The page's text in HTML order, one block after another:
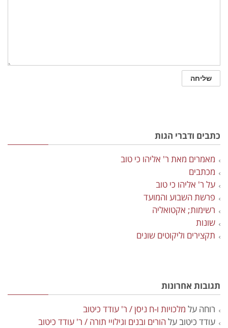
כתבים ודברי הגות
מאמרים מאת ר' אליהו כי טוב
מכתבים
על ר' אליהו כי טוב
פרשת השבוע והמועד
רשימות; אקטואליה
שונות
תקצירים וליקוטים שונים
תגובות אחרונות
רוחה על מלכויות ו-ח ניסן / ר' עודד כיטוב
עודד כיטובעלהורים ובנים וגילויי תורה / ר' עודד כיטוב